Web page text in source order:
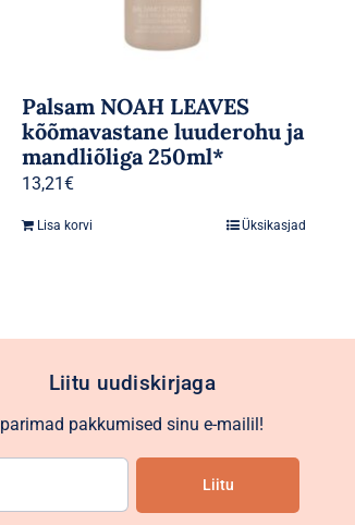
Palsam NOAH LEAVES
kõõmavastane luuderohu ja
mandliõliga 250ml*
13,21€
Lisa korvi Üksikasjad
Liitu uudiskirjaga
parimad pakkumised sinu e-mailil!
Liitu